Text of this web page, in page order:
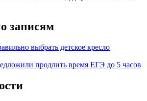
записям
выбрать детское кресло
продлить время ЕГЭ до 5 часов